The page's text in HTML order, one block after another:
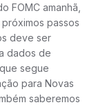
FOMC amanhã,
passos
deve ser
dados de
segue
para Novas
saberemos